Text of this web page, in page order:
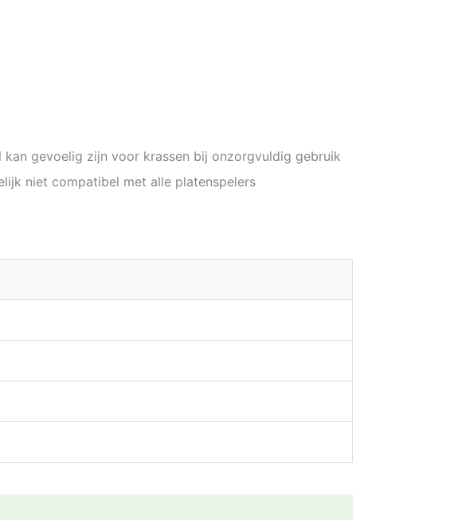
kan gevoelig zijn voor krassen bij onzorgvuldig gebruik
niet compatibel met alle platenspelers